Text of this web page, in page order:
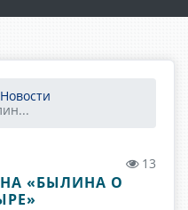
Новости
13
«БЫЛИНА О